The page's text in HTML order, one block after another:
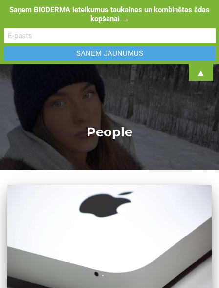
People
Saņem BIODERMA ieteikumus taukainas un kombinētas ādas
kopšanai →
▲